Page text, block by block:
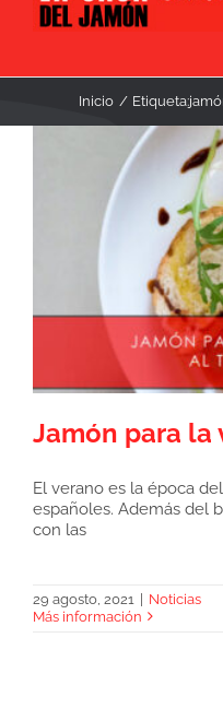
Inicio Etiqueta:
Jamón para la
El verano es la época
españoles. Además del
con las
29 agosto, 2021
Noticias
Más información